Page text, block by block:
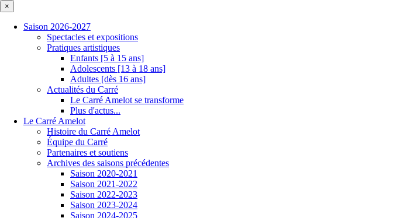
×
Saison 2026-2027
Spectacles et expositions
Pratiques artistiques
Enfants [5 à 15 ans]
Adolescents [13 à 18 ans]
Adultes [dès 16 ans]
Actualités du Carré
Le Carré Amelot se transforme
Plus d'actus...
Le Carré Amelot
Histoire du Carré Amelot
Équipe du Carré
Partenaires et soutiens
Archives des saisons précédentes
Saison 2020-2021
Saison 2021-2022
Saison 2022-2023
Saison 2023-2024
Saison 2024-2025